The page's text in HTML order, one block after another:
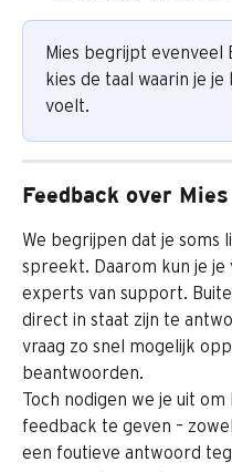
Mies begrijpt evenveel
kies de taal waarin je
voelt.
Feedback over Mies
We begrijpen dat je soms
spreekt. Daarom kun je je
experts van support.
direct in staat zijn te
vraag zo snel mogelijk
beantwoorden.
Toch nodigen we je uit
feedback te geven –
een foutieve antwoord